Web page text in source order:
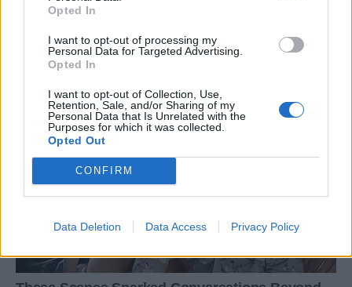
Opted In
I want to opt-out of processing my
Personal Data for Targeted Advertising.
Opted In
I want to opt-out of Collection, Use,
Retention, Sale, and/or Sharing of my
Personal Data that Is Unrelated with the
Purposes for which it was collected.
Opted Out
CONFIRM
Data Deletion Data Access Privacy Policy